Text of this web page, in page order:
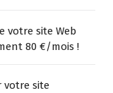
votre site Web
80 €/mois !
votre site